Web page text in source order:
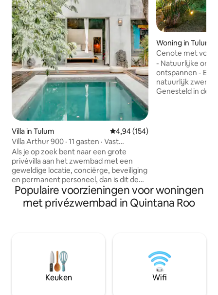
Villa in Tulum Gemiddelde beoordeling van
4,94 (154)
Villa Arthur 900 · 11 gasten · Vast
personeel
Als je op zoek bent naar een grote
privévilla aan het zwembad met een
geweldige locatie, conciërge, beveiliging
en permanent personeel, dan is dit de
juiste optie. De woning is gelegen in La
Veleta en heeft 9687 vierkante meter.
Speciaal voor jou. Je zult geen ander
met Koi visfonteinen, een groot
zwembad met ligstoelen, een
buitenbad, een barbecue en een
yogaruimte. Dagelijks ontbijt tegen een
Woning in Tulum
Cenote met
zwembad
- Natuurlijke
ontspannen -
natuurlijk
Genesteld in de
plaatse voor een
Wasserette -
Populaire voorzieningen voor woningen
met privézwembad in Quintana Roo
Keuken Wifi